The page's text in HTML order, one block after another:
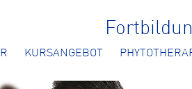
KURSANGEBOT